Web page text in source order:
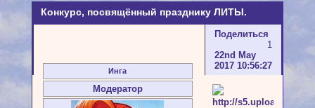
Конкурс, посвящённый празднику ЛИТЫ.
Поделиться
1
22nd May
2017 10:56:27
Инга
Модератор